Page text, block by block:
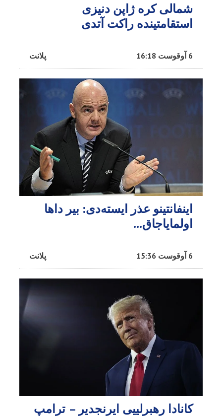
شمالی کره ژاپن دنیزی
استقامتینده راکت آتدی
پلانت 6 آوقوست 16:18
اینفانتینو عذر ایسته‌دی: بیر داها
اولمایاجاق…
پلانت 6 آوقوست 15:36
کانادا رهبرلییی ایرنجدیر – ترامپ